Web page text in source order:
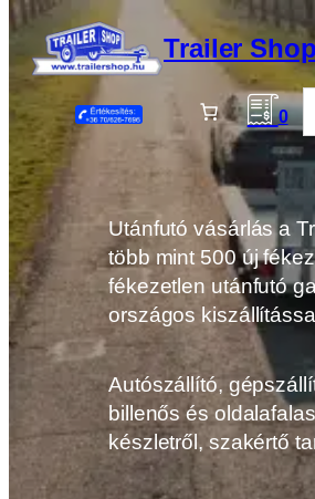
Ugrás
a
tartalomhoz
Trailer Shop
0
Utánfutó vásárlás a
több mint 500 új
fékezetlen utánfutó
országos
Autószállító,
billenős és
készletről, szakértő